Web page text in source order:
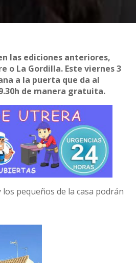
las ediciones anteriores,
o La Gordilla. Este viernes 3
a la puerta que da al
de manera gratuita.
pequeños de la casa podrán